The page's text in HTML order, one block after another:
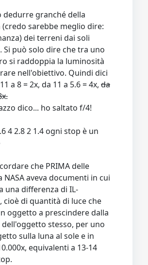
dedurre granché della
sarebbe meglio dire:
dei terreni dai soli
Si può solo dire che tra uno
si raddoppia la luminosità
nell'obiettivo. Quindi dici
a 8 = 2x, da 11 a 5.6 = 4x, da
dico... ho saltato f/4!
4 2.8 2 1.4 ogni stop è un
che PRIMA delle
NASA aveva documenti in cui
una differenza di IL-
cioè di quantità di luce che
oggetto a prescindere dalla
stesso, per uno
sulla luna al sole e in
equivalenti a 13-14